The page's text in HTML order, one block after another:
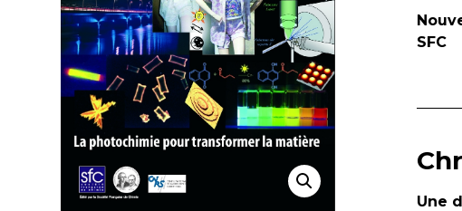
SFC
Une